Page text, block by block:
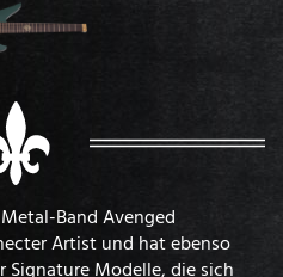
Band Avenged
Artist und hat ebenso
Signature Modelle, die sich